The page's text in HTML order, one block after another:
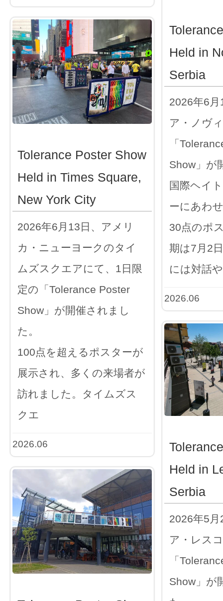
Held in
Serbia
2026年6
ア・ノヴ
「
Show」が
国際ヘイ
ーにあわ
30点のポ
期は7月2
には対話
2026.06
Tolerance Poster Show
Held in Times Square,
New York City
2026年6月13日、アメリ
カ・ニューヨークのタイ
ムズスクエアにて、1日限
定の「Tolerance Poster
Show」が開催されまし
た。
100点を超えるポスターが
展示され、多くの来場者が
訪れました。タイムズス
クエ
2026.06
Held in
Serbia
2026年5
ア・レス
「
Show」が